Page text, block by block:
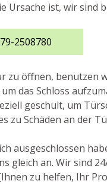
Ursache ist, wir sind
2508780
zu öffnen, benutzen
das Schloss
geschult, um
zu Schäden an der
ausgeschlossen
gleich an. Wir sind
zu helfen, Ihr